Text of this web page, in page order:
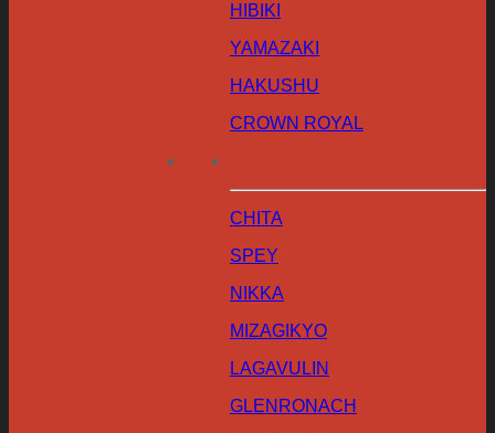
HIBIKI
YAMAZAKI
HAKUSHU
CROWN ROYAL
CHITA
SPEY
NIKKA
MIZAGIKYO
LAGAVULIN
GLENRONACH